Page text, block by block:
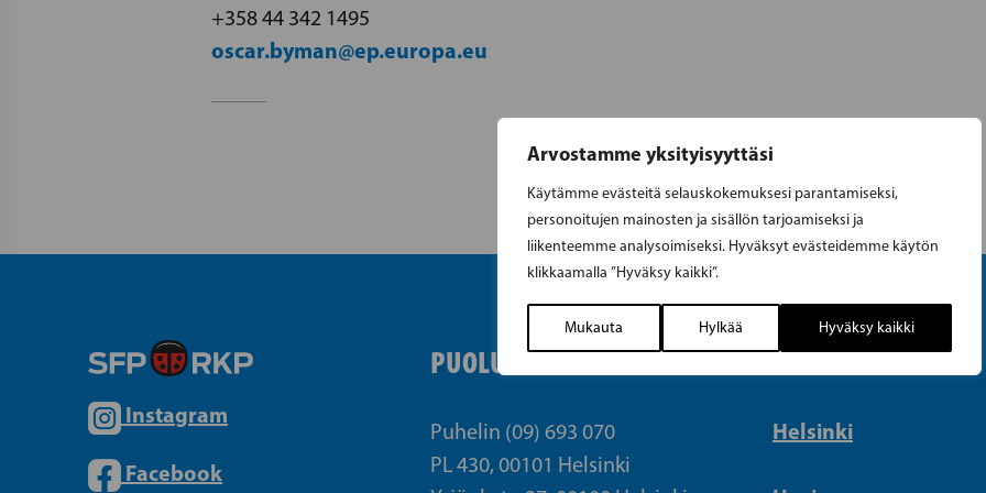
Arvostamme yksityisyyttäsi
Käytämme evästeitä selauskokemuksesi parantamiseksi,
personoitujen mainosten ja sisällön tarjoamiseksi ja
liikenteemme analysoimiseksi. Hyväksyt evästeidemme käytön
klikkaamalla ”Hyväksy kaikki”.
Mukauta Hylkää Hyväksy kaikki
+358 44 342 1495
oscar.byman@ep.europa.eu
Instagram
Facebook
PUOLUETOIMISTO
Puhelin (09) 693 070
PL 430, 00101 Helsinki
PIIRIT
Helsinki